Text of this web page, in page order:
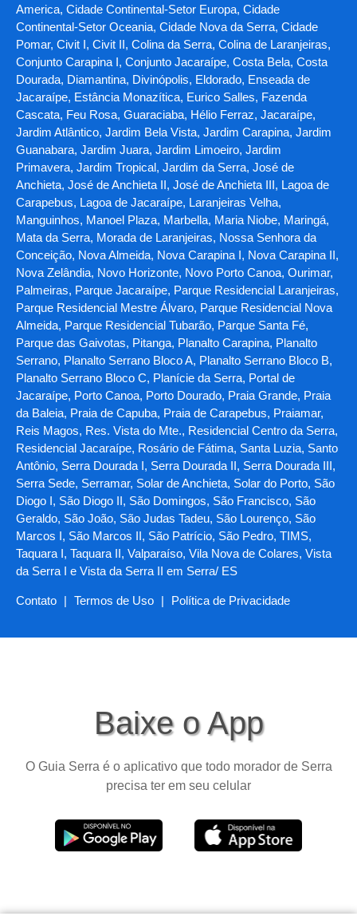
America, Cidade Continental-Setor Europa, Cidade
Continental-Setor Oceania, Cidade Nova da Serra, Cidade
Pomar, Civit I, Civit II, Colina da Serra, Colina de Laranjeiras,
Conjunto Carapina I, Conjunto Jacaraípe, Costa Bela, Costa
Dourada, Diamantina, Divinópolis, Eldorado, Enseada de
Jacaraípe, Estância Monazítica, Eurico Salles, Fazenda
Cascata, Feu Rosa, Guaraciaba, Hélio Ferraz, Jacaraípe,
Jardim Atlântico, Jardim Bela Vista, Jardim Carapina, Jardim
Guanabara, Jardim Juara, Jardim Limoeiro, Jardim
Primavera, Jardim Tropical, Jardim da Serra, José de
Anchieta, José de Anchieta II, José de Anchieta III, Lagoa de
Carapebus, Lagoa de Jacaraípe, Laranjeiras Velha,
Manguinhos, Manoel Plaza, Marbella, Maria Niobe, Maringá,
Mata da Serra, Morada de Laranjeiras, Nossa Senhora da
Conceição, Nova Almeida, Nova Carapina I, Nova Carapina II,
Nova Zelândia, Novo Horizonte, Novo Porto Canoa, Ourimar,
Palmeiras, Parque Jacaraípe, Parque Residencial Laranjeiras,
Parque Residencial Mestre Álvaro, Parque Residencial Nova
Almeida, Parque Residencial Tubarão, Parque Santa Fé,
Parque das Gaivotas, Pitanga, Planalto Carapina, Planalto
Serrano, Planalto Serrano Bloco A, Planalto Serrano Bloco B,
Planalto Serrano Bloco C, Planície da Serra, Portal de
Jacaraípe, Porto Canoa, Porto Dourado, Praia Grande, Praia
da Baleia, Praia de Capuba, Praia de Carapebus, Praiamar,
Reis Magos, Res. Vista do Mte., Residencial Centro da Serra,
Residencial Jacaraípe, Rosário de Fátima, Santa Luzia, Santo
Antônio, Serra Dourada I, Serra Dourada II, Serra Dourada III,
Serra Sede, Serramar, Solar de Anchieta, Solar do Porto, São
Diogo I, São Diogo II, São Domingos, São Francisco, São
Geraldo, São João, São Judas Tadeu, São Lourenço, São
Marcos I, São Marcos II, São Patrício, São Pedro, TIMS,
Taquara I, Taquara II, Valparaíso, Vila Nova de Colares, Vista
da Serra I e Vista da Serra II em Serra/ ES
Contato | Termos de Uso | Política de Privacidade
Baixe o App
O Guia Serra é o aplicativo que todo morador de Serra
precisa ter em seu celular